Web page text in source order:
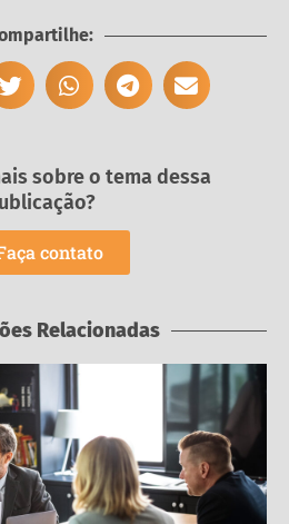
sobre o tema dessa
contato
Relacionadas